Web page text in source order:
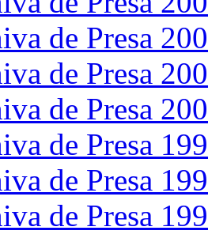
de Presa
de Presa
de Presa
de Presa
de Presa
de Presa